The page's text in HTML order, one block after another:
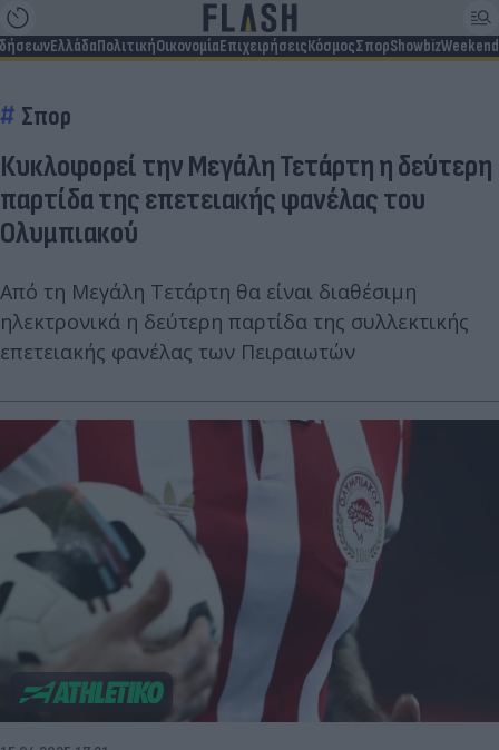
ΕλλάδαΠολιτικήΟικονομίαΕπιχειρήσειςΚόσμοςΣπορShowbizWeekend
Σπορ
Κυκλοφορεί την Μεγάλη Τετάρτη η δεύτερη
παρτίδα της επετειακής φανέλας του
Ολυμπιακού
Από τη Μεγάλη Τετάρτη θα είναι διαθέσιμη
ηλεκτρονικά η δεύτερη παρτίδα της συλλεκτικής
επετειακής φανέλας των Πειραιωτών